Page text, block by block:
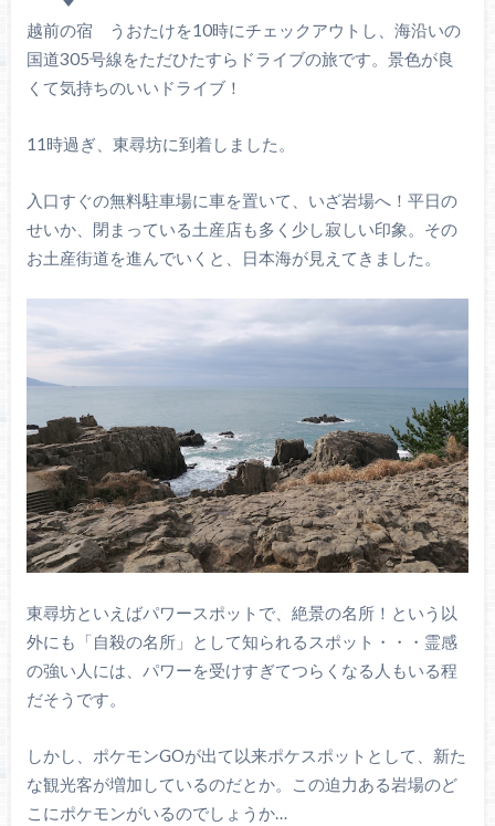
越前の宿 うおたけを10時にチェックアウトし、海沿いの
国道305号線をただひたすらドライブの旅です。景色が良
くて気持ちのいいドライブ！
11時過ぎ、東尋坊に到着しました。
入口すぐの無料駐車場に車を置いて、いざ岩場へ！平日の
せいか、閉まっている土産店も多く少し寂しい印象。その
お土産街道を進んでいくと、日本海が見えてきました。
東尋坊といえばパワースポットで、絶景の名所！という以
外にも「自殺の名所」として知られるスポット・・・霊感
の強い人には、パワーを受けすぎてつらくなる人もいる程
だそうです。
しかし、ポケモンGOが出て以来ポケスポットとして、新た
な観光客が増加しているのだとか。この迫力ある岩場のど
こにポケモンがいるのでしょうか…